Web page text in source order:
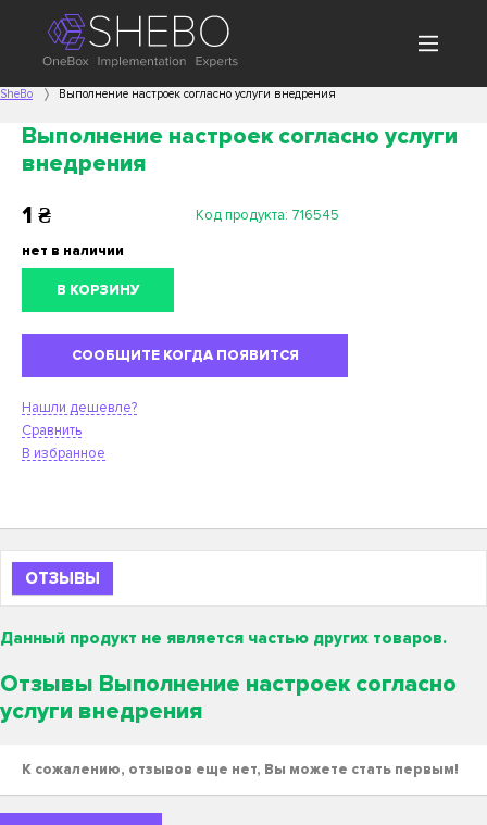
SheBo Выполнение настроек согласно услуги внедрения
Выполнение настроек согласно услуги
внедрения
1 ₴ Код продукта: 716545
нет в наличии
В КОРЗИНУ
СООБЩИТЕ КОГДА ПОЯВИТСЯ
Нашли дешевле?
Сравнить
В избранное
ОТЗЫВЫ
Данный продукт не является частью других товаров.
Отзывы Выполнение настроек согласно
услуги внедрения
К сожалению, отзывов еще нет, Вы можете стать первым!